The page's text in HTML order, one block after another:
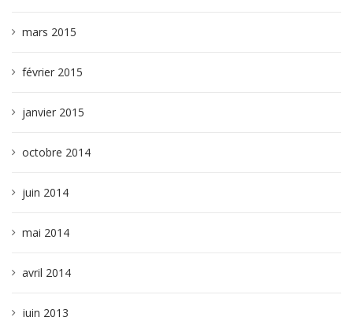
mars 2015
février 2015
janvier 2015
octobre 2014
juin 2014
mai 2014
avril 2014
juin 2013